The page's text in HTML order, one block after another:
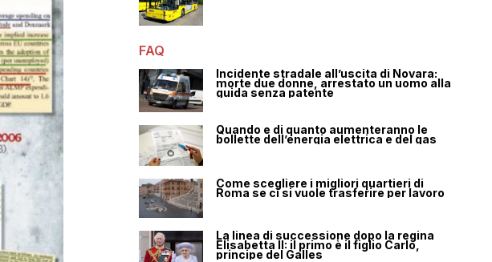
FAQ
Incidente stradale all’uscita di Novara:
morte due donne, arrestato un uomo alla
guida senza patente
Quando e di quanto aumenteranno le
bollette dell’energia elettrica e del gas
Come scegliere i migliori quartieri di
Roma se ci si vuole trasferire per lavoro
La linea di successione dopo la regina
Elisabetta II: il primo è il figlio Carlo,
principe del Galles